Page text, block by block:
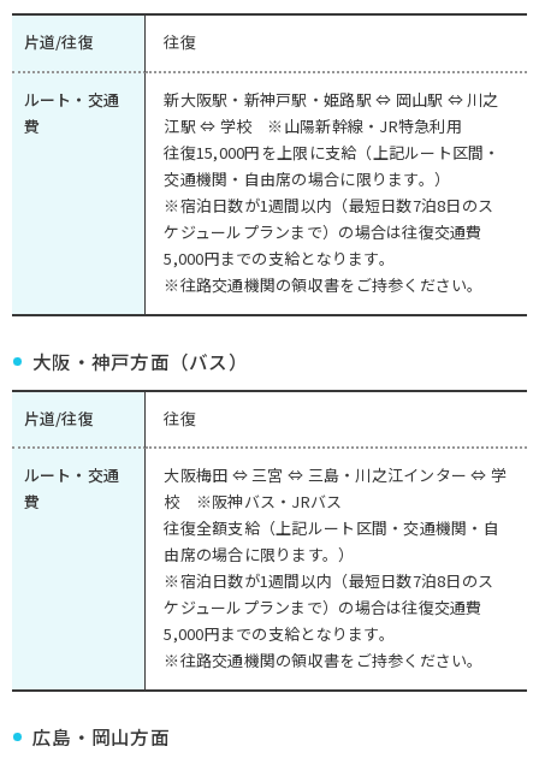
片道/往復 往復
ルート・交通
費
新大阪駅・新神戸駅・姫路駅 ⇔ 岡山駅 ⇔ 川之
江駅 ⇔ 学校 ※山陽新幹線・JR特急利用
往復15,000円を上限に支給（上記ルート区間・
交通機関・自由席の場合に限ります。）
※宿泊日数が1週間以内（最短日数7泊8日のス
ケジュールプランまで）の場合は往復交通費
5,000円までの支給となります。
※往路交通機関の領収書をご持参ください。
大阪・神戸方面（バス）
片道/往復 往復
ルート・交通
費
大阪梅田 ⇔ 三宮 ⇔ 三島・川之江インター ⇔ 学
校 ※阪神バス・JRバス
往復全額支給（上記ルート区間・交通機関・自
由席の場合に限ります。）
※宿泊日数が1週間以内（最短日数7泊8日のス
ケジュールプランまで）の場合は往復交通費
5,000円までの支給となります。
※往路交通機関の領収書をご持参ください。
広島・岡山方面